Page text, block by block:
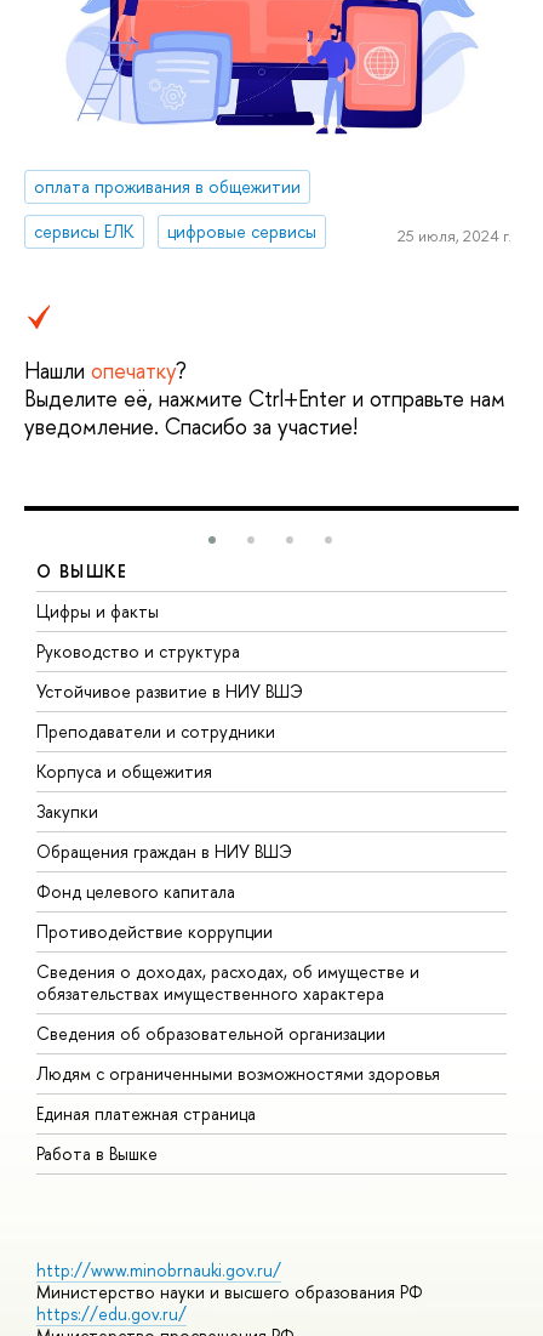
оплата проживания в общежитии
сервисы ЕЛК
цифровые сервисы 25 июля, 2024 г.
Нашли опечатку?
Выделите её, нажмите Ctrl+Enter и отправьте нам
уведомление. Спасибо за участие!
О ВЫШКЕ
Цифры и факты
Руководство и структура
Устойчивое развитие в НИУ ВШЭ
Преподаватели и сотрудники
Корпуса и общежития
Закупки
Обращения граждан в НИУ ВШЭ
Фонд целевого капитала
Противодействие коррупции
Сведения о доходах, расходах, об имуществе и
обязательствах имущественного характера
Сведения об образовательной организации
Людям с ограниченными возможностями здоровья
Единая платежная страница
Работа в Вышке
http://www.minobrnauki.gov.ru/
Министерство науки и высшего образования РФ
https://edu.gov.ru/